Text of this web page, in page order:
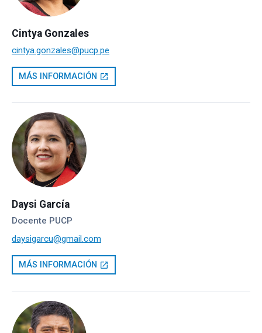
Cintya Gonzales
cintya.gonzales@pucp.pe
MÁS INFORMACIÓN open_in_new
Daysi García
Docente PUCP
daysigarcu@gmail.com
MÁS INFORMACIÓN open_in_new